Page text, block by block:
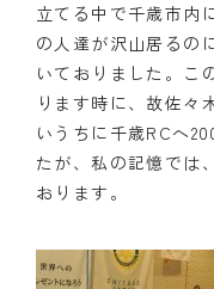
立てる中で千歳市内
の人達が沢山居るの
いておりました。こ
ります時に、故佐々
いうちに千歳RCへ
たが、私の記憶では
おります。